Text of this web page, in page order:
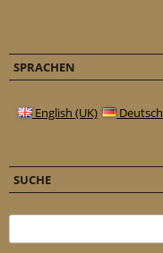
SPRACHEN
English (UK) Deutsch
SUCHE